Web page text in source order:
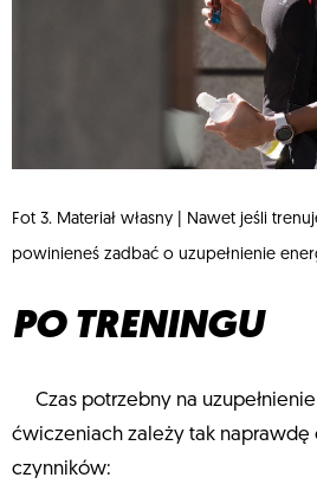
Fot 3. Materiał własny | Nawet jeśli
powinieneś zadbać o uzupełnienie
PO TRENINGU
Czas potrzebny na
ćwiczeniach zależy tak naprawdę
czynników: